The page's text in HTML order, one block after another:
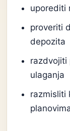
uporediti
proveriti
depozita
razdvojiti
ulaganja
razmisliti